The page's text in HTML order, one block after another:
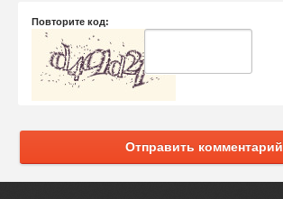
Повторите код:
Отправить комментарий